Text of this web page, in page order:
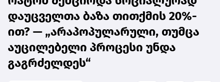
დაუცველთა ბაზა თითქმის 20%-
ით? — „არაპოპულარული, თუმცა
აუცილებელი პროცესი უნდა
გაგრძელდეს“